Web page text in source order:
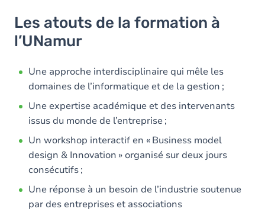
Les atouts de la formation à
l’UNamur
Une approche interdisciplinaire qui mêle les
domaines de l’informatique et de la gestion ;
Une expertise académique et des intervenants
issus du monde de l’entreprise ;
Un workshop interactif en « Business model
design & Innovation » organisé sur deux jours
consécutifs ;
Une réponse à un besoin de l’industrie soutenue
par des entreprises et associations